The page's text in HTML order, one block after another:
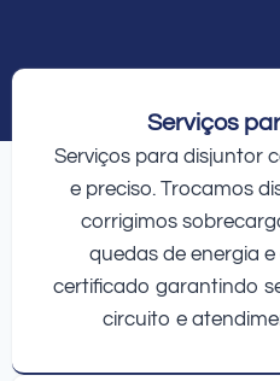
Serviços
Serviços para disjuntor
e preciso. Trocamos
corrigimos
quedas de energia e
certificado garantindo
circuito e